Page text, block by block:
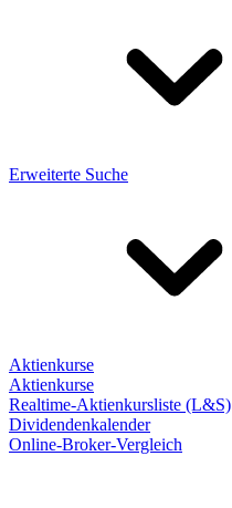
Erweiterte Suche
Aktienkurse
Aktienkurse
Realtime-Aktienkursliste (L&S)
Dividendenkalender
Online-Broker-Vergleich